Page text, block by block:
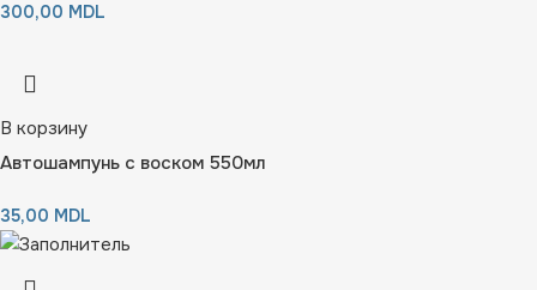
300,00 MDL
В корзину
Автошампунь с воском 550мл
35,00 MDL